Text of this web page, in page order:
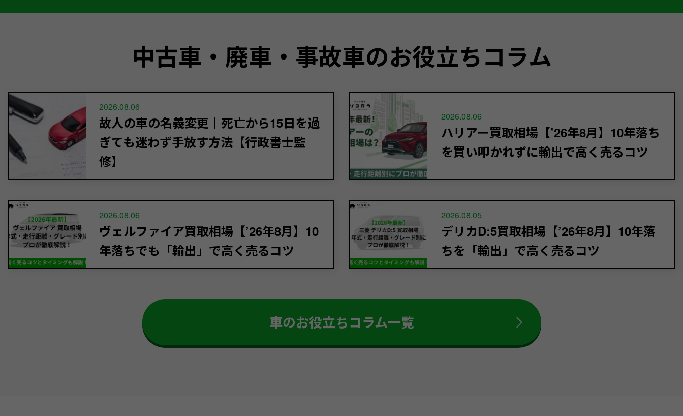
中古車・廃車・事故車のお役立ちコラム
2026.08.06
故人の車の名義変更｜死亡から15日を過
ぎても迷わず手放す方法【行政書士監
修】
2026.08.06
ハリアー買取相場【’26年8月】10年落ち
を買い叩かれずに輸出で高く売るコツ
2026.08.06
ヴェルファイア買取相場【’26年8月】10
年落ちでも「輸出」で高く売るコツ
2026.08.05
デリカD:5買取相場【’26年8月】10年落
ちを「輸出」で高く売るコツ
車のお役立ちコラム一覧